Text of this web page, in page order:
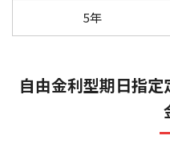
5年
自由金利型期日指